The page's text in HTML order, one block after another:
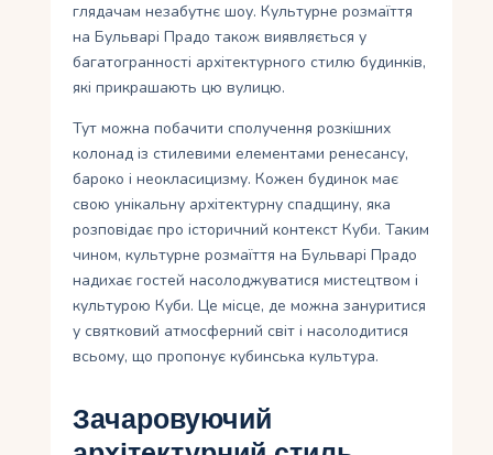
глядачам незабутнє шоу. Культурне розмаїття
на Бульварі Прадо також виявляється у
багатогранності архітектурного стилю будинків,
які прикрашають цю вулицю.
Тут можна побачити сполучення розкішних
колонад із стилевими елементами ренесансу,
бароко і неокласицизму. Кожен будинок має
свою унікальну архітектурну спадщину, яка
розповідає про історичний контекст Куби. Таким
чином, культурне розмаїття на Бульварі Прадо
надихає гостей насолоджуватися мистецтвом і
культурою Куби. Це місце, де можна зануритися
у святковий атмосферний світ і насолодитися
всьому, що пропонує кубинська культура.
Зачаровуючий